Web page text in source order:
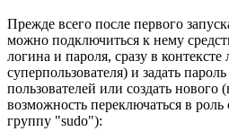
Прежде всего после первого
можно подключиться к нему
логина и пароля, сразу в контексте
суперпользователя) и задать
пользователей или создать нового
возможность переключаться в роль
группу "sudo"):